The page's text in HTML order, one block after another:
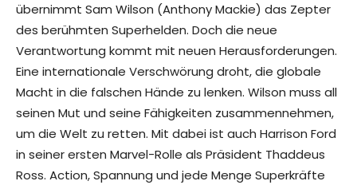
übernimmt Sam Wilson (Anthony Mackie) das Zepter
des berühmten Superhelden. Doch die neue
Verantwortung kommt mit neuen Herausforderungen.
Eine internationale Verschwörung droht, die globale
Macht in die falschen Hände zu lenken. Wilson muss all
seinen Mut und seine Fähigkeiten zusammennehmen,
um die Welt zu retten. Mit dabei ist auch Harrison Ford
in seiner ersten Marvel-Rolle als Präsident Thaddeus
Ross. Action, Spannung und jede Menge Superkräfte